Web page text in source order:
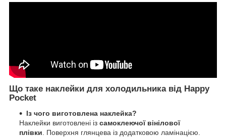
Що таке наклейки для холодильника від Happy
Pocket
Із чого виготовлена наклейка?
Наклейки виготовлені із самоклеючої вінілової
плівки . Поверхня глянцева із додатковою ламінацією.